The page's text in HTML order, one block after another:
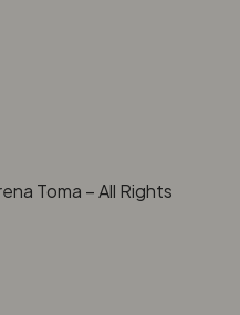
Toma – All Rights